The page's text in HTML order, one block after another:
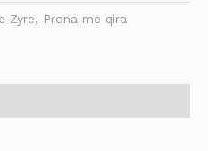
Zyre, Prona me qira